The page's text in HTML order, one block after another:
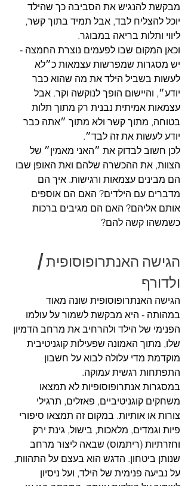
מבקשת להנגיש את הסביבה כך שהילד
יוכל להצליח לבד, אבל תמיד בתוך קשר,
ליווי ותלות בריאה במבוגר.
וכאן המקום שבו לפעמים נוצרת החמצה -
יש מסגרות שמפרשות עצמאות כ״לא
לעשות בשביל הילד את מה שהוא כבר
יודע״, והיישום הופך לנוקשה וקר. אבל
עצמאות אמיתית נבנית רק מתוך תלות
בטוחה, מתוך קשר ולא מתוך ״אתה כבר
יודע לעשות את זה לבד״.
לכן חשוב לבדוק את ״האני מאמין״ של
הצוות, את ההכשרה שלהם ואת האופן שבו
הם מבינים עצמאות ורגישות. איך הם
מדברים עם הילדים? האם הם אוספים
אותם אליהם? האם הם מגיבים ברכות
כשמשהו קשה להם?
הגישה האנתרופוסופית /
ולדורף
הגישה האנתרופוסופית שונה מאוד
במהותה - היא מבקשת לשמור על עולמו
הפנימי של הילד ולהרחיב את מרחב הדמיון
שלו, מתוך האמונה שפעילות קוגניטיבית
מוקדמת מדי עלולה לבוא על חשבון
התפתחות רגשית עמוקה.
במסגרות אנתרופוסופיות לא תמצאו
משחקים קוגניטיביים, פאזלים, תרגילי
צורות או אותיות. במקום זה תמצאו סיפורי
פיות וגמדים, מלאכות, בישול, גינת ירק
וחזרתיות (ריתמוס) שבאה ליצור מרחב
שנותן ביטחון. הדגש הוא בעצם על התהוות,
על נביעה פנימית של הילד, ועל ניסיון